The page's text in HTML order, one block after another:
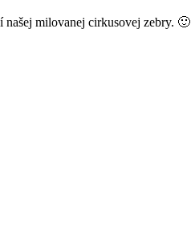
milovanej cirkusovej zebry. 🙂